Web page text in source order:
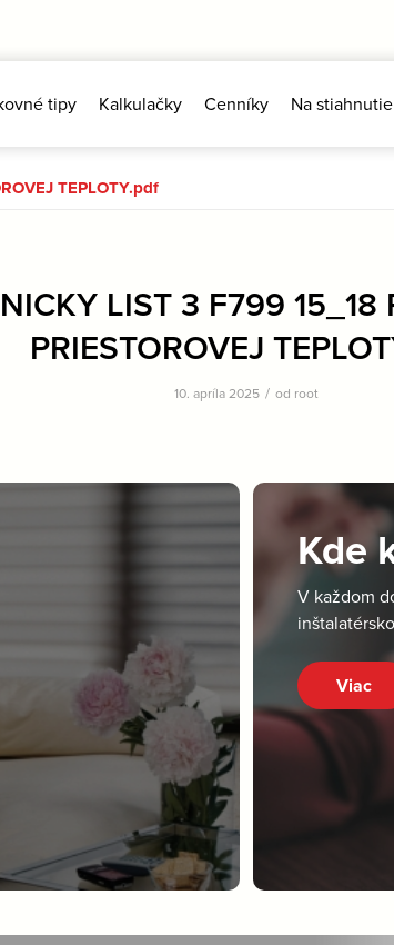
tipy Kalkulačky Cenníky Na stiahnutie
TEPLOTY.pdf
LIST 3 F799 15_18
PRIESTOROVEJ
10. apríla 2025 / od root
Kde
V každom
Viac